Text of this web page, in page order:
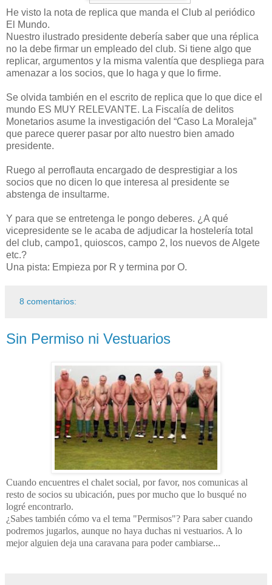
He visto la nota de replica que manda el Club al periódico
El Mundo.
Nuestro ilustrado presidente debería saber que una réplica
no la debe firmar un empleado del club. Si tiene algo que
replicar, argumentos y la misma valentía que despliega para
amenazar a los socios, que lo haga y que lo firme.
Se olvida también en el escrito de replica que lo que dice el
mundo ES MUY RELEVANTE. La Fiscalía de delitos
Monetarios asume la investigación del “Caso La Moraleja”
que parece querer pasar por alto nuestro bien amado
presidente.
Ruego al perroflauta encargado de desprestigiar a los
socios que no dicen lo que interesa al presidente se
abstenga de insultarme.
Y para que se entretenga le pongo deberes. ¿A qué
vicepresidente se le acaba de adjudicar la hostelería total
del club, campo1, quioscos, campo 2, los nuevos de Algete
etc.?
Una pista: Empieza por R y termina por O.
8 comentarios:
Sin Permiso ni Vestuarios
Cuando encuentres el chalet social, por favor, nos comunicas al
resto de socios su ubicación, pues por mucho que lo busqué no
logré encontrarlo.
¿Sabes también cómo va el tema "Permisos"? Para saber cuando
podremos jugarlos, aunque no haya duchas ni vestuarios. A lo
mejor alguien deja una caravana para poder cambiarse...